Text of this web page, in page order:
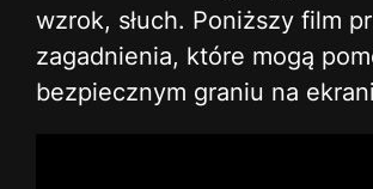
wzrok, słuch. Poniższy film
zagadnienia, które mogą
bezpiecznym graniu na